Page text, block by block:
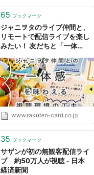
65 ブックマーク
ジャニヲタのライブ仲間と、
リモートで配信ライブを楽し
みたい！ 友だちと「一体
導入してみた｜みんなでつく
る！暮らしのマネーメディ
ア みんなのマネ活
www.rakuten-card.co.jp
35 ブックマーク
サザンが初の無観客配信ライ
ブ 約50万人が視聴 - 日本
経済新聞